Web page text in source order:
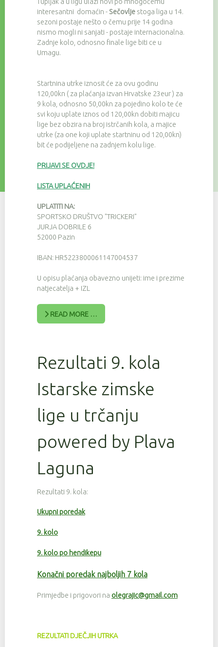
interesantni domaćin - Sečovlje stoga liga u 14.
sezoni postaje nešto o čemu prije 14 godina
nismo mogli ni sanjati - postaje internacionalna.
Zadnje kolo, odnosno finale lige biti ce u
Umagu.
Startnina utrke iznosit će za ovu godinu
120,00kn ( za plaćanja izvan Hrvatske 23eur ) za
9 kola, odnosno 50,00kn za pojedino kolo te će
svi koju uplate iznos od 120,00kn dobiti majicu
lige bez obzira na broj istrčanih kola, a majice
utrke (za one koji uplate startninu od 120,00kn)
bit će podijeljene na zadnjem kolu lige.
PRIJAVI SE OVDJE!
LISTA UPLAĆENIH
UPLATITI NA:
SPORTSKO DRUŠTVO "TRICKERI"
JURJA DOBRILE 6
52000 Pazin
IBAN: HR5223800061147004537
U opisu plaćanja obavezno unijeti: ime i prezime
natjecatelja + IZL
READ MORE …
Rezultati 9. kola
Istarske zimske
lige u trčanju
powered by Plava
Laguna
Rezultati 9. kola:
Ukupni poredak
9. kolo
9. kolo po hendikepu
Konačni poredak najboljih 7 kola
Primjedbe i prigovori na olegrajic@gmail.com
REZULTATI DJEČJIH UTRKA